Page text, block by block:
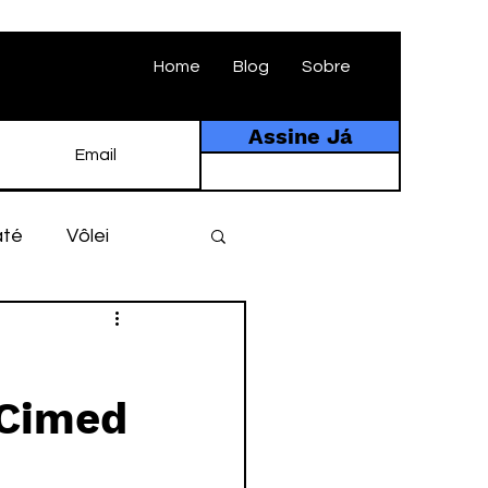
Home Blog Sobre
Assine Já
Vôlei
História
amador